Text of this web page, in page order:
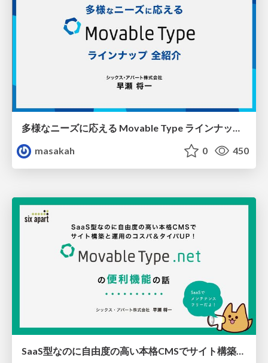
多様なニーズに応える Movable Type ラインナップ 全紹介
masakah
0 450